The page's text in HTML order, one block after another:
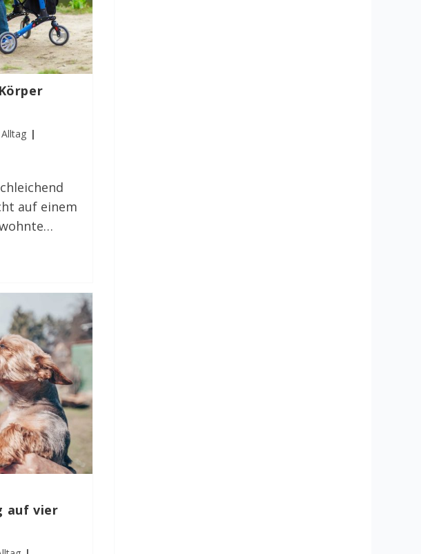
Alltag
auf einem
auf vier